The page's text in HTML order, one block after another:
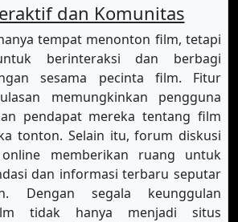
dan Komunitas
tempat menonton film, tetapi
berinteraksi dan berbagi
sesama pecinta film. Fitur
memungkinkan pengguna
pendapat mereka tentang film
tonton. Selain itu, forum diskusi
memberikan ruang untuk
dan informasi terbaru seputar
Dengan segala keunggulan
tidak hanya menjadi situs